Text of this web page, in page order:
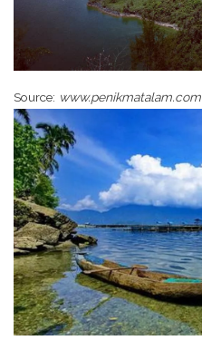
Source: www.penikmatalam.com